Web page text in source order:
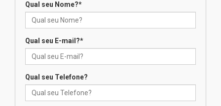
das novas tecnologias em
Qual seu Nome?*
Qual seu E-mail?*
Qual seu Telefone?